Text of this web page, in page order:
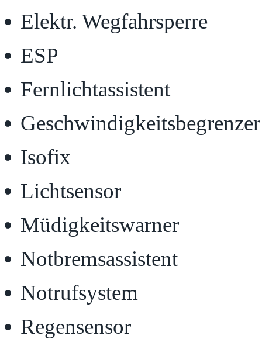
Elektr. Wegfahrsperre
ESP
Fernlichtassistent
Geschwindigkeitsbegrenzer
Isofix
Lichtsensor
Müdigkeitswarner
Notbremsassistent
Notrufsystem
Regensensor